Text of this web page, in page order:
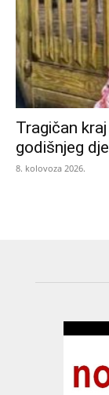
Tragičan
godišnjeg
8. kolovoza 2026.